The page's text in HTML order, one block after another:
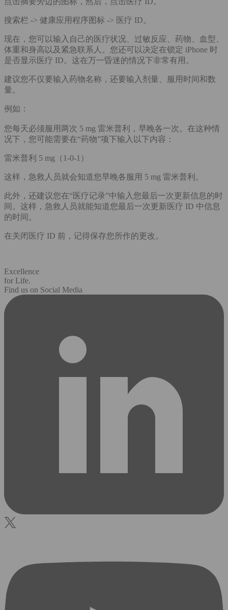
搜索栏 -> 健康应用程序图标 -> 医疗 ID。
现在，您可以输入自己的医疗状况、过敏反应、药物、血型、
体重和身高以及紧急联系人。您还可以决定在锁定 iPhone 时
是否显示医疗 ID。这在万一昏迷的情况下非常有用。
建议您不仅要输入药物名称，还要输入剂量、服用时间和数
量。
例如：
您每天必须服用两次 5 mg 雷米普利，早晚各一次。在这种情
况下，您可能需要在“药物”项下输入以下内容：
雷米普利 5 mg（1-0-1）
这样，急救人员就会知道您早晚各服用 5 mg 雷米普利。
此外，还建议您在“医疗记录”中输入您最后一次更新信息的时
间。这样，急救人员就能知道您最后一次更新医疗 ID 中信息
的时间。
在关闭医疗 ID 前，记得保存您所作的更改。
Excellence
for Life.
Find us on Social Media